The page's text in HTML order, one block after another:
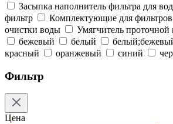
Засыпка наполнитель фильтра для
фильтр
Комплектующие для
очистки воды
Умягчитель проточной
бежевый
белый
красный
оранжевый синий
Фильтр
Цена